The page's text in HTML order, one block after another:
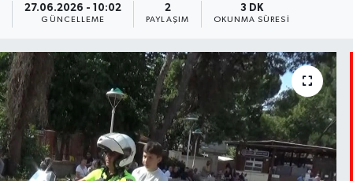
27.06.2026 - 10:02
GÜNCELLEME
2
PAYLAŞIM
3 DK
OKUNMA SÜRESI